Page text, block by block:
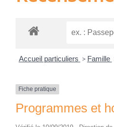
Accueil particuliers > Famille
Fiche pratique
Programmes et